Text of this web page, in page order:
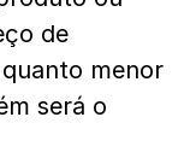
de
menor
será o